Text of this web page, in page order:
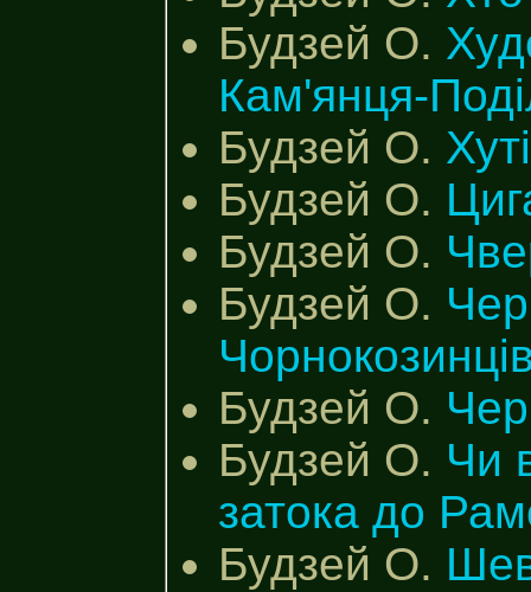
Будзей О.
Кам'янця-
Будзей О.
Будзей О.
Будзей О.
Будзей О.
Будзей О.
Будзей О. Чи
затока до
Будзей О.